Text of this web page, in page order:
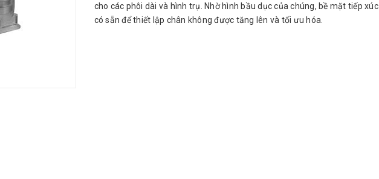
cho các phôi dài và hình trụ. Nhờ hình bầu dục của chúng, bề mặt tiếp xúc
có sẵn để thiết lập chân không được tăng lên và tối ưu hóa.